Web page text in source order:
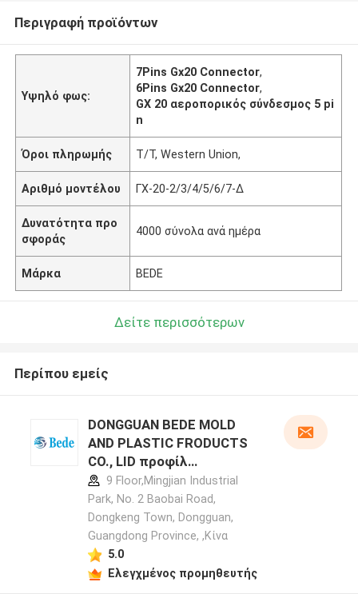
Περιγραφή προϊόντων
Υψηλό φως:
7Pins Gx20 Connector,
6Pins Gx20 Connector,
GX 20 αεροπορικός σύνδεσμος 5 pi
n
Όροι πληρωμής T/T, Western Union,
Αριθμό μοντέλου ΓΧ-20-2/3/4/5/6/7-Δ
Δυνατότητα προ
σφοράς
4000 σύνολα ανά ημέρα
Μάρκα BEDE
Δείτε περισσότερων
Περίπου εμείς
DONGGUAN BEDE MOLD
AND PLASTIC FRODUCTS
CO., LID προφίλ
κατασκευαστή
9 Floor,Mingjian Industrial
Park, No. 2 Baobai Road,
Dongkeng Town, Dongguan,
Guangdong Province, ,Κίνα
5.0
Ελεγχμένος προμηθευτής